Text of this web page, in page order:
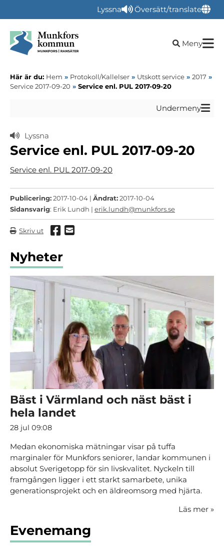
Lyssna Översätt/translate
Öppna
Meny
Här är du: Hem » Protokoll/Kallelser » Utskott service » 2017 »
Service 2017-09-20 » Service enl. PUL 2017-09-20
Undermeny
Lyssna
Service enl. PUL 2017-09-20
Service enl. PUL 2017-09-20
Publicering:2017-10-04 | Ändrat:2017-10-04
Sidansvarig: Erik Lundh | erik.lundh@munkfors.se
Skriv ut Dela via Facebook
Dela via mail
Nyheter
Bäst i Värmland och näst bäst i
hela landet
28 jul 09:08
Medan ekonomiska mätningar visar på tuffa
marginaler för Munkfors seniorer, landar kommunen i
absolut Sverigetopp för sin livskvalitet. Nyckeln till
framgången ligger i ett starkt samarbete, unika
generationsprojekt och en äldreomsorg med hjärta.
Läs mer »
Evenemang